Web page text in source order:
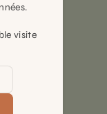
visite